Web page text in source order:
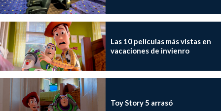
Las 10 películas más vistas en
vacaciones de invienro
Toy Story 5 arrasó